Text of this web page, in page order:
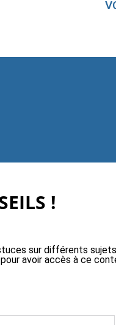
!
sur différents
avoir accès à ce